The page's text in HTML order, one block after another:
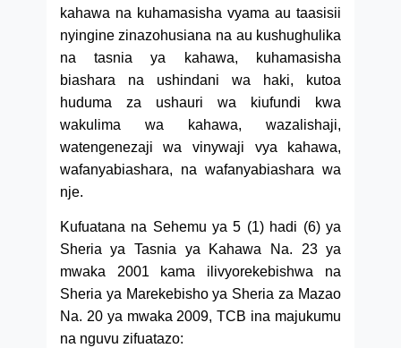
kahawa na kuhamasisha vyama au taasisii
nyingine zinazohusiana na au kushughulika
na tasnia ya kahawa, kuhamasisha
biashara na ushindani wa haki, kutoa
huduma za ushauri wa kiufundi kwa
wakulima wa kahawa, wazalishaji,
watengenezaji wa vinywaji vya kahawa,
wafanyabiashara, na wafanyabiashara wa
nje.
Kufuatana na Sehemu ya 5 (1) hadi (6) ya
Sheria ya Tasnia ya Kahawa Na. 23 ya
mwaka 2001 kama ilivyorekebishwa na
Sheria ya Marekebisho ya Sheria za Mazao
Na. 20 ya mwaka 2009, TCB ina majukumu
na nguvu zifuatazo: